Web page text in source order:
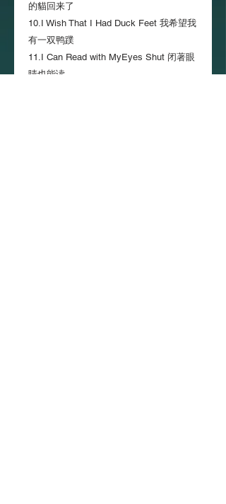
的貓回来了
10.I Wish That I Had Duck Feet 我希望我
有一双鸭蹼
11.I Can Read with MyEyes Shut 闭著眼
睛也能读